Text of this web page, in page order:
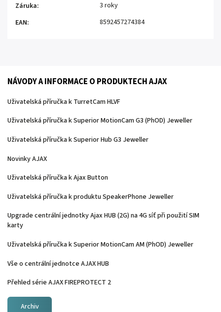
Záruka:
3 roky
EAN: 8592457274384
NÁVODY A INFORMACE O PRODUKTECH AJAX
Uživatelská příručka k TurretCam HLVF
Uživatelská příručka k Superior MotionCam G3 (PhOD) Jeweller
Uživatelská příručka k Superior Hub G3 Jeweller
Novinky AJAX
Uživatelská příručka k Ajax Button
Uživatelská příručka k produktu SpeakerPhone Jeweller
Upgrade centrální jednotky Ajax HUB (2G) na 4G síť při použití SIM
karty
Uživatelská příručka k Superior MotionCam AM (PhOD) Jeweller
Vše o centrální jednotce AJAX HUB
Přehled série AJAX FIREPROTECT 2
Archiv